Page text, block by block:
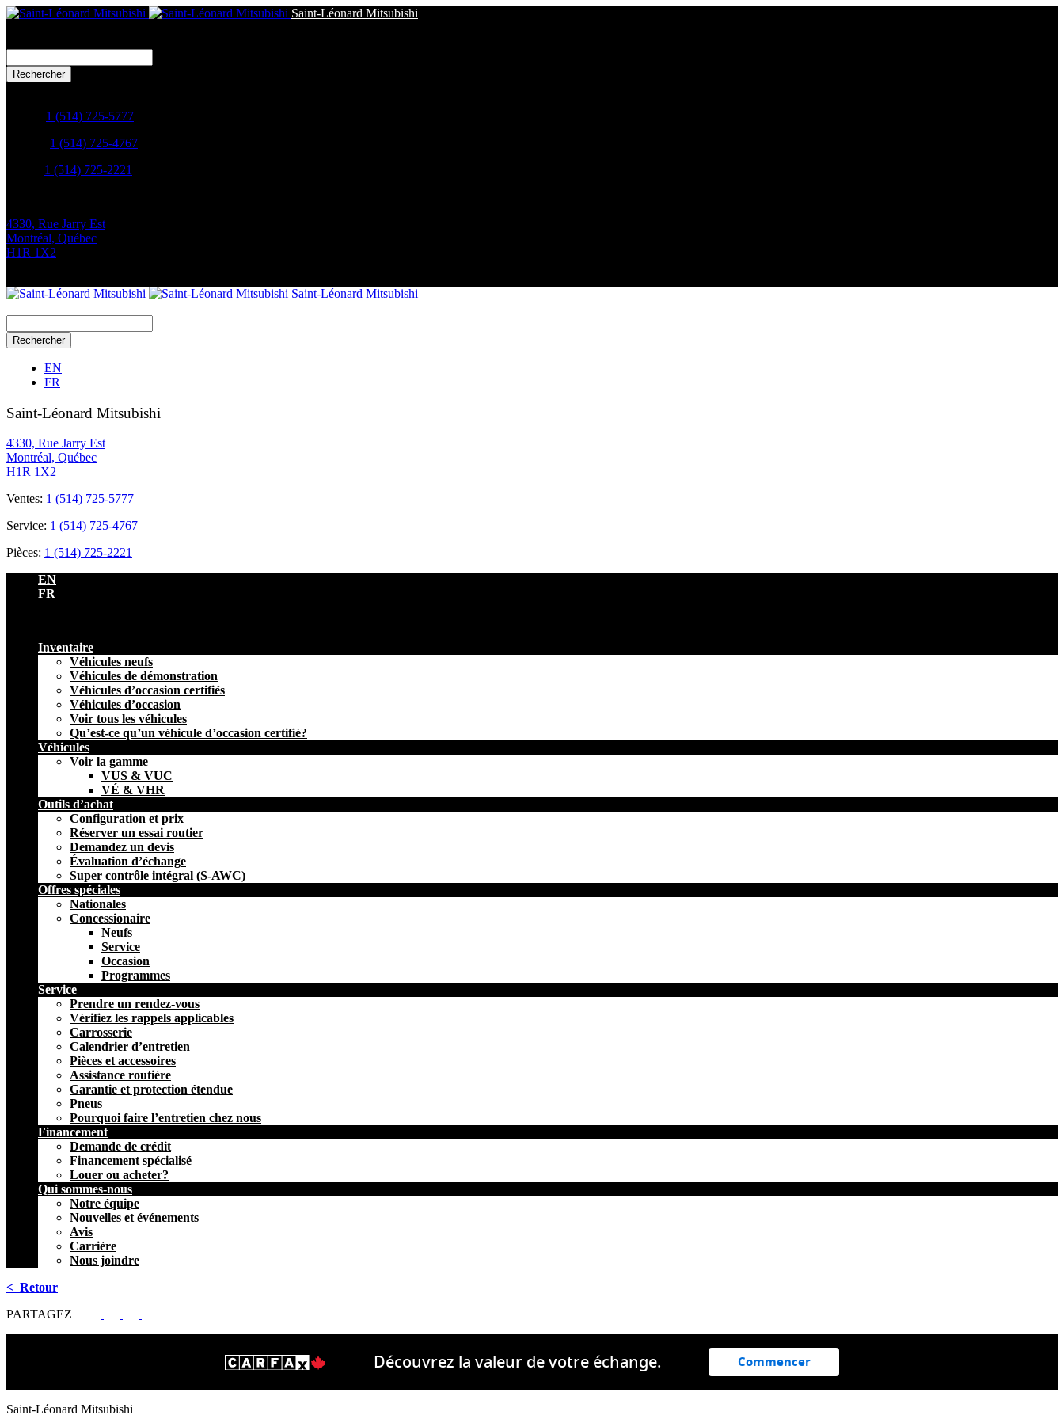
Saint-Léonard Mitsubishi
for:
1 (514) 725-5777
1 (514) 725-4767
1 (514) 725-2221
4330, Rue Jarry Est
Montréal, Québec
H1R 1X2
Saint-Léonard Mitsubishi
for:
EN
FR
Saint-Léonard Mitsubishi
4330, Rue Jarry Est
Montréal, Québec
H1R 1X2
Ventes: 1 (514) 725-5777
Service: 1 (514) 725-4767
Pièces: 1 (514) 725-2221
EN
FR
Inventaire
Véhicules neufs
Véhicules de démonstration
Véhicules d’occasion certifiés
Véhicules d’occasion
Voir tous les véhicules
Qu’est-ce qu’un véhicule d’occasion certifié?
Véhicules
Voir la gamme
VUS & VUC
VÉ & VHR
Outils d’achat
Configuration et prix
Réserver un essai routier
Demandez un devis
Évaluation d’échange
Super contrôle intégral (S-AWC)
Offres spéciales
Nationales
Concessionaire
Neufs
Service
Occasion
Programmes
Service
Prendre un rendez-vous
Vérifiez les rappels applicables
Carrosserie
Calendrier d’entretien
Pièces et accessoires
Assistance routière
Garantie et protection étendue
Pneus
Pourquoi faire l’entretien chez nous
Financement
Demande de crédit
Financement spécialisé
Louer ou acheter?
Qui sommes-nous
Notre équipe
Nouvelles et événements
Avis
Carrière
Nous joindre
< Retour
PARTAGEZ
Découvrez la valeur de votre échange. Commencer
Saint-Léonard Mitsubishi